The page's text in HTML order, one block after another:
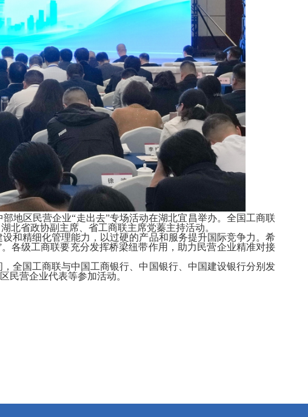
区民营企业“走出去”专场活动在湖北宜昌举办。全国工商联
北省政协副主席、省工商联主席党蓁主持活动。
精细化管理能力，以过硬的产品和服务提升国际竞争力。希
各级工商联要充分发挥桥梁纽带作用，助力民营企业精准对接
国工商联与中国工商银行、中国银行、中国建设银行分别发
民营企业代表等参加活动。